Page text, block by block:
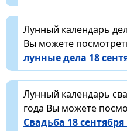
Лунный календарь
Вы можете
лунные дела 18
Лунный календарь
года Вы можете
Свадьба 18 сентября